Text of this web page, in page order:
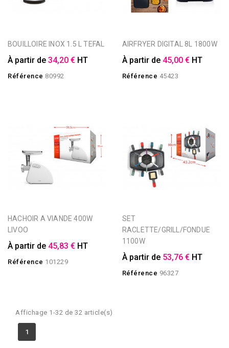
BOUILLOIRE INOX 1.5 L TEFAL
À partir de 34,20 € HT
Référence 80992
AIRFRYER DIGITAL 8L 1800W
À partir de 45,00 € HT
Référence 45423
HACHOIR A VIANDE 400W
LIVOO
À partir de 45,83 € HT
Référence 101229
SET
RACLETTE/GRILL/FONDUE
1100W
À partir de 53,76 € HT
Référence 96327
Affichage 1-32 de 32 article(s)
1